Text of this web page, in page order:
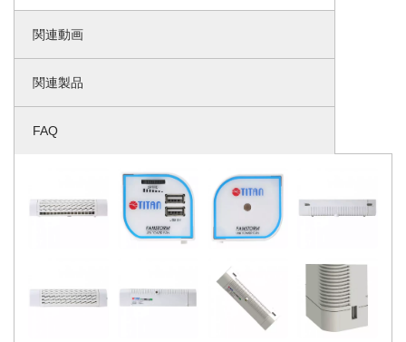
関連動画
関連製品
FAQ